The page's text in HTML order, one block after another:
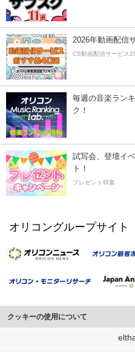
2026年動画配信
CS動画配信サービス
毎週の音楽ラン
ク！
試写会、登壇イ
ト！
プレゼント特集
オリコングループサイト
クッキーの使用について
このサイトでは Cookie を使用して、